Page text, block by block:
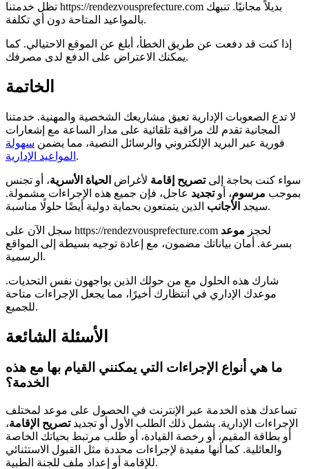
تظل خدمتنا https://rendezvousprefecture.com بديلاً مجانيًا. تنبهك
بالمواعيد المتاحة دون أي تكلفة.
إذا كنت قد دفعت عن طريق الخطأ، أبلغ عن الموقع الاحتيالي. كما
يمكنك الاعتراض على الدفع لدى مصرفك.
الخاتمة
لا تدع الصعوبات الإدارية تعيق مشاريعك الشخصية والمهنية. خدمتنا
المجانية تقدم لك مراقبة تلقائية على مدار الساعة مع إشعارات
فورية عبر البريد الإلكتروني والرسائل النصية، مما يضمن سهولة
المواعيد الإدارية .
سواء كنت بحاجة إلىتصريح إقامة لأغراض الحياة الأسرية، أو تجنس
بموجب مرسوم، أوتجديد عاجل، فإن جميع هذه الإجراءات مشمولة.
سيجد الأجانب الذين يتمتعون بحماية دولية أيضًا حلولًا مناسبة.
سجل الآن على https://rendezvousprefecture.com لحجز موعد
بسرعة. أمان بياناتك مضمون، مع إعادة توجيه بسيطة إلى المواقع
الرسمية.
شارك هذه الحلول مع من حولك الذين يواجهون نفس التحديات.
موعدك الإداري في انتظارك أخيرًا، مما يجعل الإجراءات متاحة
للجميع.
الأسئلة الشائعة
ما هي أنواع الإجراءات التي يمكنني القيام بها مع هذه
الخدمة؟
تساعدك هذه الخدمة عبر الإنترنت في الحصول على موعد لمختلف
الإجراءات الإدارية. يشمل ذلك الطلب الأول أو تجديدتصريح الإقامة،
أو بطاقة المقيم، أو رخصة القيادة، أو طلب مرتبط بحياتك الخاصة
والعائلية. كما أنها مفيدة لإجراءات محددة مثل القبول الاستثنائي
للإقامة أو إعداد ملف للجنة الطبية.